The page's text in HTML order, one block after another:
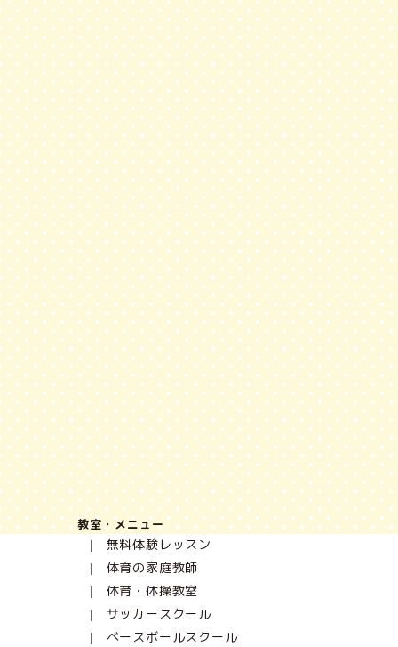
教室・メニュー
無料体験レッスン
体育の家庭教師
体育・体操教室
サッカースクール
ベースボールスクール